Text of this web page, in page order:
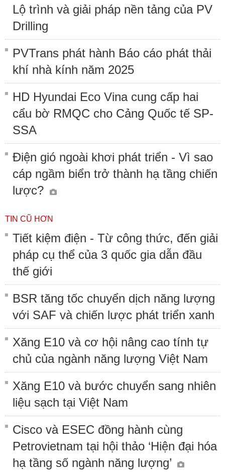
Lộ trình và giải pháp nền tảng của PV
Drilling
PVTrans phát hành Báo cáo phát thải
khí nhà kính năm 2025
HD Hyundai Eco Vina cung cấp hai
cẩu bờ RMQC cho Cảng Quốc tế SP-
SSA
Điện gió ngoài khơi phát triển - Vì sao
cáp ngầm biển trở thành hạ tầng chiến
lược?
TIN CŨ HƠN
Tiết kiệm điện - Từ công thức, đến giải
pháp cụ thể của 3 quốc gia dẫn đầu
thế giới
BSR tăng tốc chuyển dịch năng lượng
với SAF và chiến lược phát triển xanh
Xăng E10 và cơ hội nâng cao tính tự
chủ của ngành năng lượng Việt Nam
Xăng E10 và bước chuyển sang nhiên
liệu sạch tại Việt Nam
Cisco và ESEC đồng hành cùng
Petrovietnam tại hội thảo ‘Hiện đại hóa
hạ tầng số ngành năng lượng’